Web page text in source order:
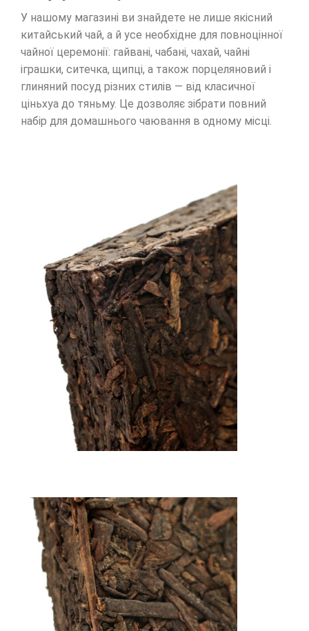
У нашому магазині ви знайдете не лише якісний
китайський чай, а й усе необхідне для повноцінної
чайної церемонії: гайвані, чабані, чахай, чайні
іграшки, ситечка, щипці, а також порцеляновий і
глиняний посуд різних стилів — від класичної
ціньхуа до тяньму. Це дозволяє зібрати повний
набір для домашнього чаювання в одному місці.